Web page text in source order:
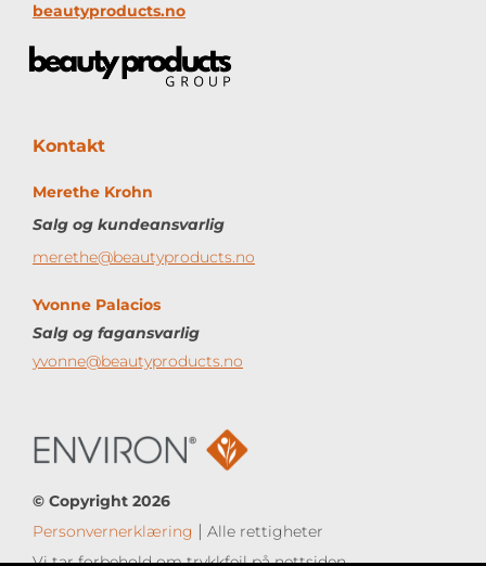
beautyproducts.no
Kontakt
Merethe Krohn
Salg og kundeansvarlig
merethe@beautyproducts.no
Yvonne Palacios
Salg og fagansvarlig
yvonne@beautyproducts.no
© Copyright 2026
Personvernerklæring
Alle rettigheter
Vi tar forbehold om trykkfeil på nettsiden.